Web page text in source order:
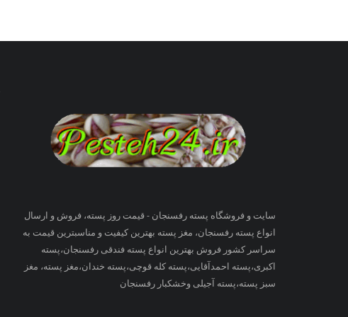
سایت و فروشگاه پسته رفسنجان - قیمت روز پسته، فروش و ارسال
انواع پسته رفسنجان، مغز پسته بهترین کیفیت و مناسبترین قیمت به
سراسر کشور فروش بهترین انواع پسته فندقی رفسنجان،پسته
اکبری،پسته احمدآقایی،پسته کله قوچی،پسته خندان،مغز پسته، مغز
سبز پسته،پسته آجیلی وخشکبار رفسنجان